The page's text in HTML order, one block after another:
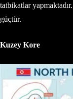
tatbikatlar
güçtür.
Kuzey Kore